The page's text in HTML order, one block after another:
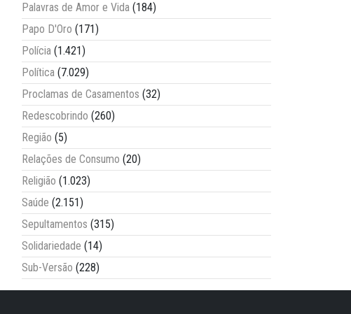
Palavras de Amor e Vida (184)
Papo D'Oro (171)
Polícia (1.421)
Política (7.029)
Proclamas de Casamentos (32)
Redescobrindo (260)
Região (5)
Relações de Consumo (20)
Religião (1.023)
Saúde (2.151)
Sepultamentos (315)
Solidariedade (14)
Sub-Versão (228)